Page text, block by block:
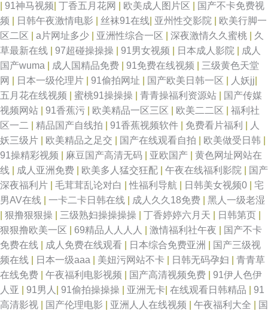
91神马视频 丁香五月花网 欧美成人图片区
国产不卡免费视
频
日韩午夜激情电影 丝袜91在线 亚州性交影院
欧美行脚一
区二区
a片网址多少 亚洲性综合一区 深夜激情久久蜜桃
久
草最新在线
97超碰操操操 91男女视频 日本成人影院
成人
国产wuma
成人国精品免费 91免费在线视频
三级黄色天堂
网
日本一级伦理片 91偷拍网址 国产欧美日韩一区 人妖jj
五月花在线视频
蜜桃91操操操 青青操福利资源站
国产传媒
视频网站
91香蕉污 欧美精品一区三区 欧美二二区
福利社
区一二
精品国产自线拍 91香蕉视频软件 免费看片福利
人
妖三级片
欧美精品之足交 国产在线观看自拍 欧美做受日韩
91操精彩视频
麻豆国产高清无码 亚欧国产
黄色网址网站在
线
成人亚洲免费 欧美多人猛交狂配 午夜在线福利影院
国产
深夜福利片
毛茸茸乱论对白 |性福利导航 日韩美女视频0
宅
男AV在线
一卡二卡日韩在线 成人久久18免费
黑人一级老湿
狠撸狠狠操 三级熟妇操操操操 丁香婷婷六月天 日韩第页
狠狠撸欧美一区
69精品人人人人 激情福利社午夜
国产不卡
免费在线
成人免费在线观看 日本综合免费亚洲
国产三级视
频在线
日本一级aaa 美妞污网站不卡 日韩无码孕妇
青青草
在线免费
午夜福利电影视频 国产高清视频免费
91伊人色伊
人亚
91男人 91偷拍操操操 亚洲无卡 在线观看日韩精品
91
高清影视
国产伦理电影 亚洲人人在线视频 午夜福利大全
国